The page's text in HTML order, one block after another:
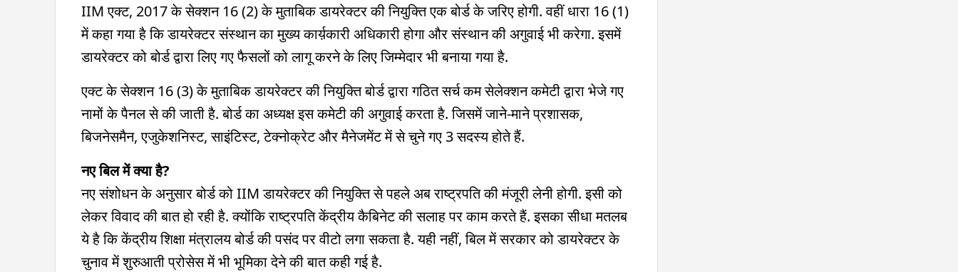
IIM एक्ट, 2017 के सेक्शन 16 (2) के मुताबिक डायरेक्टर की नियुक्ति एक बोर्ड के जरिए होगी. वहीं धारा 16 (1)
में कहा गया है कि डायरेक्टर संस्थान का मुख्य कार्य़कारी अधिकारी होगा और संस्थान की अगुवाई भी करेगा. इसमें
डायरेक्टर को बोर्ड द्वारा लिए गए फैसलों को लागू करने के लिए जिम्मेदार भी बनाया गया है.
एक्ट के सेक्शन 16 (3) के मुताबिक डायरेक्टर की नियुक्ति बोर्ड द्वारा गठित सर्च कम सेलेक्शन कमेटी द्वारा भेजे गए
नामों के पैनल से की जाती है. बोर्ड का अध्यक्ष इस कमेटी की अगुवाई करता है. जिसमें जाने-माने प्रशासक,
बिजनेसमैन, एजुकेशनिस्ट, साइंटिस्ट, टेक्नोक्रेट और मैनेजमेंट में से चुने गए 3 सदस्य होते हैं.
नए बिल में क्या है?
नए संशोधन के अनुसार बोर्ड को IIM डायरेक्टर की नियुक्ति से पहले अब राष्ट्रपति की मंजूरी लेनी होगी. इसी को
लेकर विवाद की बात हो रही है. क्योंकि राष्ट्रपति केंद्रीय कैबिनेट की सलाह पर काम करते हैं. इसका सीधा मतलब
ये है कि केंद्रीय शिक्षा मंत्रालय बोर्ड की पसंद पर वीटो लगा सकता है. यही नहीं, बिल में सरकार को डायरेक्टर के
चुनाव में शुरुआती प्रोसेस में भी भूमिका देने की बात कही गई है.